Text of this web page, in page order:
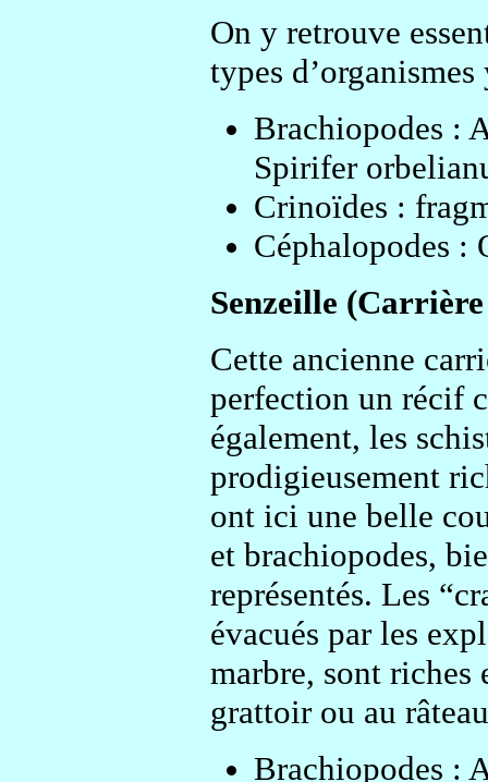
On y retrouve
types
Brachiopodes :
Spirifer
Crinoïdes :
Céphalopodes :
Senzeille
Cette ancienne
perfection un récif
également, les
prodigieusement
ont ici une belle
et brachiopodes,
représentés. Les
évacués par les
marbre, sont riches
grattoir ou au
Brachiopodes :